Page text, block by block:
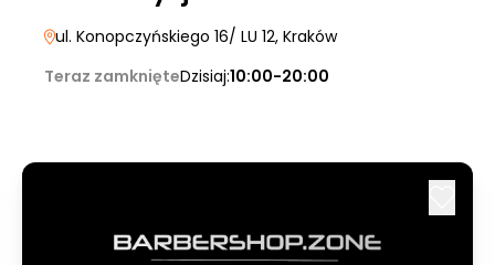
ul. Konopczyńskiego 16/ LU 12, Kraków
Teraz zamknięteDzisiaj:10:00-20:00